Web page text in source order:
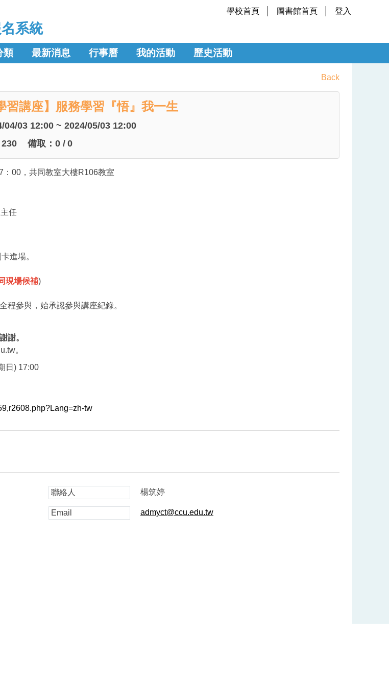
學校首頁 圖書館首頁 登入
系統
類 最新消息 行事曆 我的活動 歷史活動
Back
習講座】服務學習『悟』我一生
04/03 12:00 ~ 2024/05/03 12:00
230 備取：0 / 0
00，共同教室大樓R106教室
任
進場。
現場候補)
參與，始承認參與講座紀錄。
謝。
。
日) 17:00
tw
聯絡人 楊筑婷
Email admyct@ccu.edu.tw